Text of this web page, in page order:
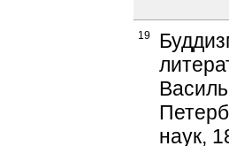
19
наук,